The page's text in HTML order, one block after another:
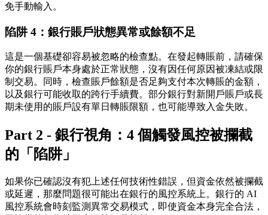
免手動輸入。
陷阱 4：銀行賬戶狀態異常或餘額不足
這是一個基礎卻容易被忽略的檢查點。在發起轉賬前，請確保
你的銀行賬戶本身處於正常狀態，沒有因任何原因被凍結或限
制交易。同時，檢查賬戶餘額是否足夠支付本次轉賬的金額，
以及銀行可能收取的跨行手續費。部分銀行對新開戶賬戶或長
期未使用的賬戶設有單日轉賬限額，也可能導致入金失敗。
Part 2 - 銀行視角：4 個觸發風控被攔截
的「陷阱」
如果你已確認沒有犯上述任何技術性錯誤，但資金依然被攔截
或延遲，那麼問題很可能出在銀行的風控系統上。銀行的 AI
風控系統會時刻監測異常交易模式，即使資金本身完全合法，